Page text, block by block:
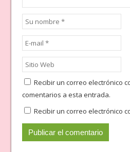
Recibir un correo electrónico
comentarios a esta entrada.
Recibir un correo electrónico